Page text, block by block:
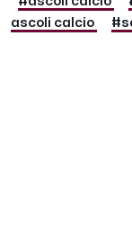
ascoli calcio